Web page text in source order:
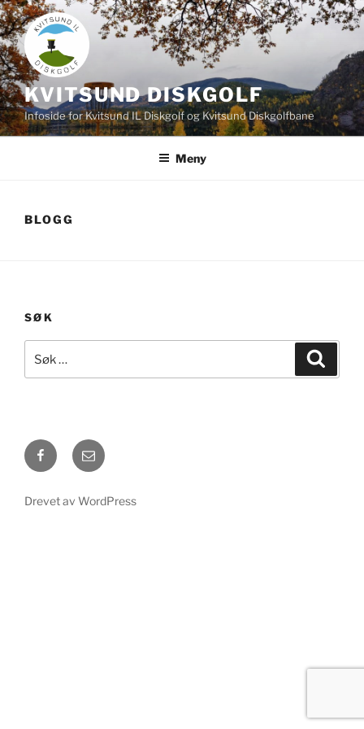
Gå
til
innhold
KVITSUND DISKGOLF
Infoside for Kvitsund IL Diskgolf og Kvitsund Diskgolfbane
Meny
BLOGG
SØK
etter:
Facebook
E-
post
Drevet av WordPress